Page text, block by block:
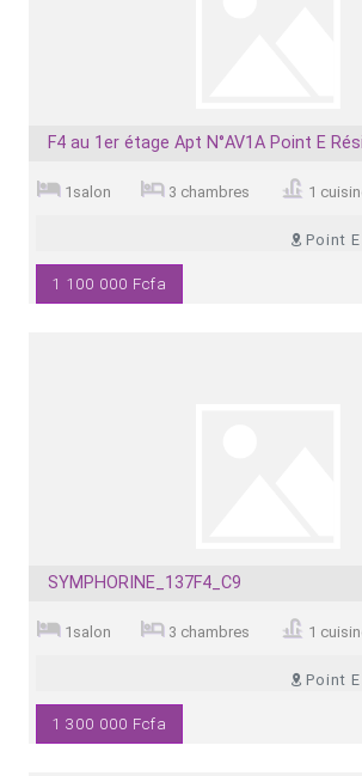
F4 au 1er étage Apt N°AV1A Point E
1salon 3 chambres 1
Point
1 100 000 Fcfa
SYMPHORINE_137F4_C9
1salon 3 chambres 1
Point
1 300 000 Fcfa